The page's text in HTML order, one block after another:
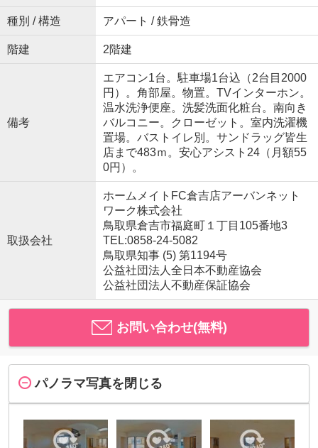
種別 / 構造 アパート / 鉄骨造
階建 2階建
備考
エアコン1台。駐車場1台込（2台目2000
円）。角部屋。物置。TVインターホン。
温水洗浄便座。洗髪洗面化粧台。南向き
バルコニー。クローゼット。室内洗濯機
置場。バストイレ別。サンドラッグ皆生
店まで483ｍ。安心アシスト24（月額55
0円）。
取扱会社
ホームメイトFC倉吉店アーバンネット
ワーク株式会社
鳥取県倉吉市福庭町１丁目105番地3
TEL:0858-24-5082
鳥取県知事 (5) 第1194号
公益社団法人全日本不動産協会
公益社団法人不動産保証協会
お問い合わせ(無料)
パノラマ写真を閉じる